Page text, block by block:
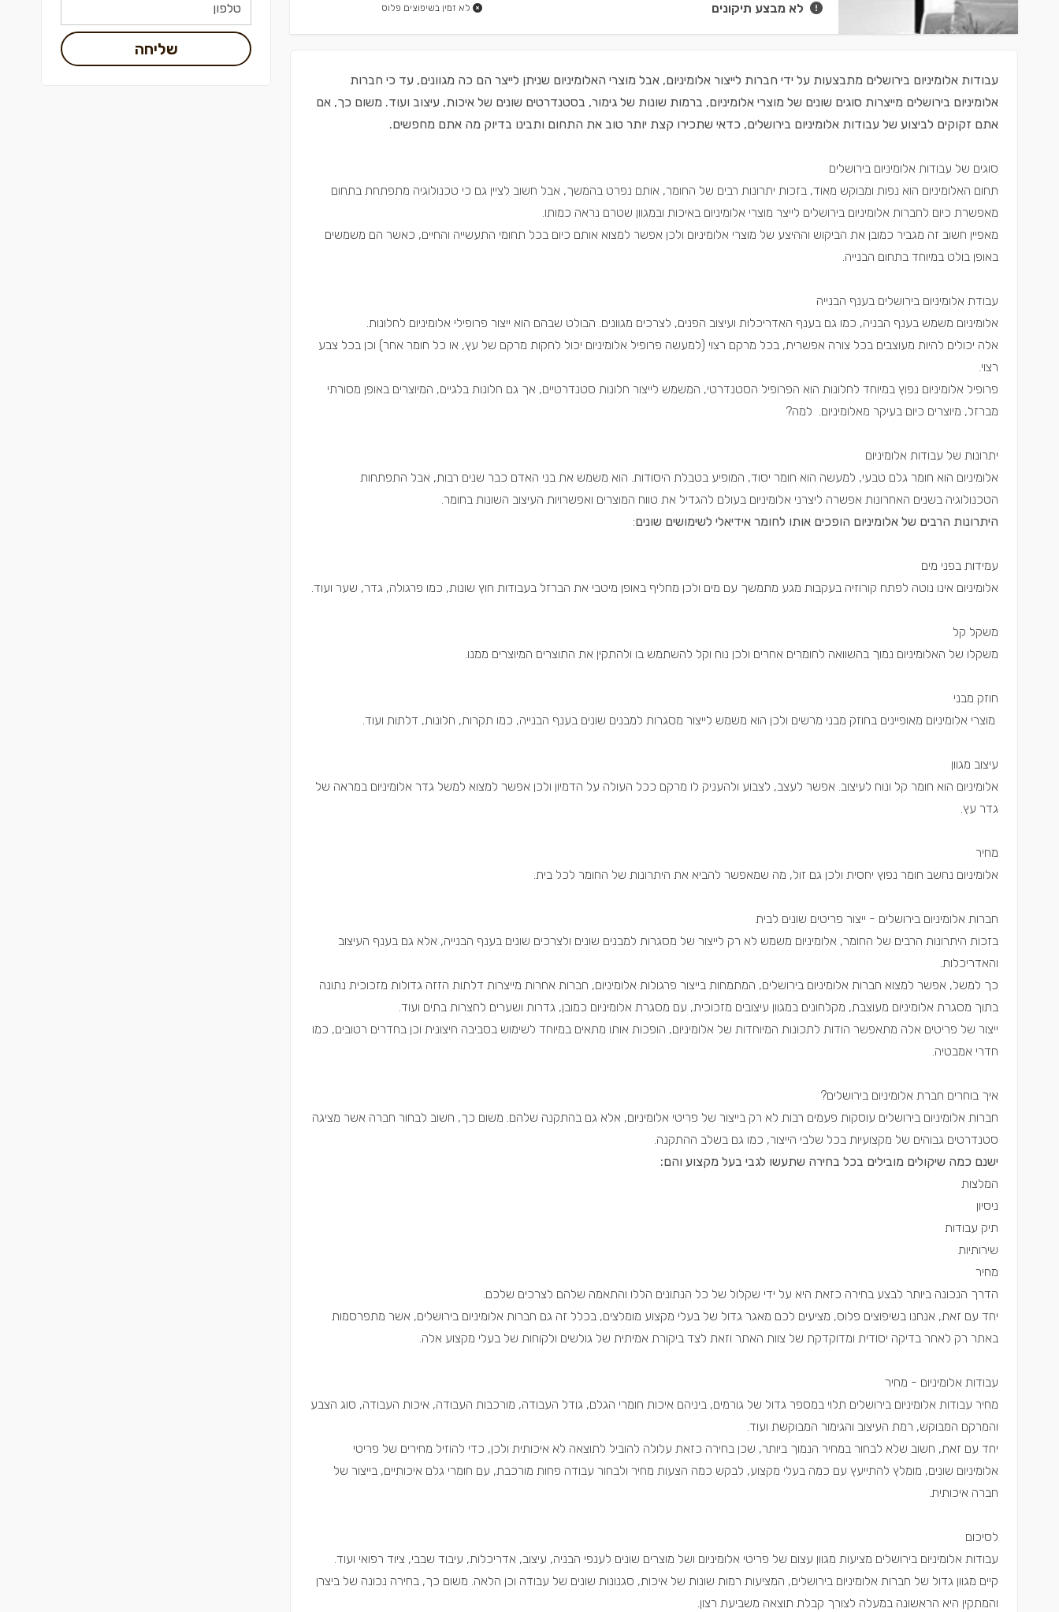
לא מבצע תיקונים
לא זמין בשיפוצים פלוס
עבודות אלומיניום בירושלים מתבצעות על ידי חברות לייצור אלומיניום, אבל מוצרי האלומיניום שניתן לייצר הם כה מגוונים, עד כי חברות
אלומיניום בירושלים מייצרות סוגים שונים של מוצרי אלומיניום, ברמות שונות של גימור, בסטנדרטים שונים של איכות, עיצוב ועוד. משום כך, אם
אתם זקוקים לביצוע של עבודות אלומיניום בירושלים, כדאי שתכירו קצת יותר טוב את התחום ותבינו בדיוק מה אתם מחפשים.
סוגים של עבודות אלומיניום בירושלים
תחום האלומיניום הוא נפות ומבוקש מאוד, בזכות יתרונות רבים של החומר, אותם נפרט בהמשך, אבל חשוב לציין גם כי טכנולוגיה מתפתחת בתחום
מאפשרת כיום לחברות אלומיניום בירושלים לייצר מוצרי אלומיניום באיכות ובמגוון שטרם נראה כמותו.
מאפיין חשוב זה מגביר כמובן את הביקוש וההיצע של מוצרי אלומיניום ולכן אפשר למצוא אותם כיום בכל תחומי התעשייה והחיים, כאשר הם משמשים
באופן בולט במיוחד בתחום הבנייה.
עבודת אלומיניום בירושלים בענף הבנייה
אלומיניום משמש בענף הבניה, כמו גם בענף האדריכלות ועיצוב הפנים, לצרכים מגוונים. הבולט שבהם הוא ייצור פרופילי אלומיניום לחלונות.
אלה יכולים להיות מעוצבים בכל צורה אפשרית, בכל מרקם רצוי (למעשה פרופיל אלומיניום יכול לחקות מרקם של עץ, או כל חומר אחר) וכן בכל צבע
רצוי.
פרופיל אלומיניום נפוץ במיוחד לחלונות הוא הפרופיל הסטנדרטי, המשמש לייצור חלונות סטנדרטיים, אך גם חלונות בלגיים, המיוצרים באופן מסורתי
מברזל, מיוצרים כיום בעיקר מאלומיניום. למה?
יתרונות של עבודות אלומיניום
אלומיניום הוא חומר גלם טבעי, למעשה הוא חומר יסוד, המופיע בטבלת היסודות. הוא משמש את בני האדם כבר שנים רבות, אבל התפתחות
הטכנולוגיה בשנים האחרונות אפשרה ליצרני אלומיניום בעולם להגדיל את טווח המוצרים ואפשרויות העיצוב השונות בחומר.
היתרונות הרבים של אלומיניום הופכים אותו לחומר אידיאלי לשימושים שונים:
עמידות בפני מים
אלומיניום אינו נוטה לפתח קורוזיה בעקבות מגע מתמשך עם מים ולכן מחליף באופן מיטבי את הברזל בעבודות חוץ שונות, כמו פרגולה, גדר, שער ועוד.
משקל קל
משקלו של האלומיניום נמוך בהשוואה לחומרים אחרים ולכן נוח וקל להשתמש בו ולהתקין את התוצרים המיוצרים ממנו.
חוזק מבני
מוצרי אלומיניום מאופיינים בחוזק מבני מרשים ולכן הוא משמש לייצור מסגרות למבנים שונים בענף הבנייה, כמו תקרות, חלונות, דלתות ועוד.
עיצוב מגוון
אלומיניום הוא חומר קל ונוח לעיצוב. אפשר לעצב, לצבוע ולהעניק לו מרקם ככל העולה על הדמיון ולכן אפשר למצוא למשל גדר אלומיניום במראה של
גדר עץ.
מחיר
אלומיניום נחשב חומר נפוץ יחסית ולכן גם זול, מה שמאפשר להביא את היתרונות של החומר לכל בית.
חברות אלומיניום בירושלים - ייצור פריטים שונים לבית
בזכות היתרונות הרבים של החומר, אלומיניום משמש לא רק לייצור של מסגרות למבנים שונים ולצרכים שונים בענף הבנייה, אלא גם בענף העיצוב
והאדריכלות.
כך למשל, אפשר למצוא חברות אלומיניום בירושלים, המתמחות בייצור פרגולות אלומיניום, חברות אחרות מייצרות דלתות הזזה גדולות מזכוכית נתונה
בתוך מסגרת אלומיניום מעוצבת, מקלחונים במגוון עיצובים מזכוכית, עם מסגרת אלומיניום כמובן, גדרות ושערים לחצרות בתים ועוד.
ייצור של פריטים אלה מתאפשר הודות לתכונות המיוחדות של אלומיניום, הופכות אותו מתאים במיוחד לשימוש בסביבה חיצונית וכן בחדרים רטובים, כמו
חדרי אמבטיה.
איך בוחרים חברת אלומיניום בירושלים?
חברות אלומיניום בירושלים עוסקות פעמים רבות לא רק בייצור של פריטי אלומיניום, אלא גם בהתקנה שלהם. משום כך, חשוב לבחור חברה אשר מציגה
סטנדרטים גבוהים של מקצועיות בכל שלבי הייצור, כמו גם בשלב ההתקנה.
ישנם כמה שיקולים מובילים בכל בחירה שתעשו לגבי בעל מקצוע והם:
המלצות
ניסיון
תיק עבודות
שירותיות
מחיר
הדרך הנכונה ביותר לבצע בחירה כזאת היא על ידי שקלול של כל הנתונים הללו והתאמה שלהם לצרכים שלכם.
יחד עם זאת, אנחנו בשיפוצים פלוס, מציעים לכם מאגר גדול של בעלי מקצוע מומלצים, בכלל זה גם חברות אלומיניום בירושלים, אשר מתפרסמות
באתר רק לאחר בדיקה יסודית ומדוקדקת של צוות האתר וזאת לצד ביקורת אמיתית של גולשים ולקוחות של בעלי מקצוע אלה.
עבודות אלומיניום - מחיר
מחיר עבודות אלומיניום בירושלים תלוי במספר גדול של גורמים, ביניהם איכות חומרי הגלם, גודל העבודה, מורכבות העבודה, איכות העבודה, סוג הצבע
והמרקם המבוקש, רמת העיצוב והגימור המבוקשת ועוד.
יחד עם זאת, חשוב שלא לבחור במחיר הנמוך ביותר, שכן בחירה כזאת עלולה להוביל לתוצאה לא איכותית ולכן, כדי להוזיל מחירים של פריטי
אלומיניום שונים, מומלץ להתייעץ עם כמה בעלי מקצוע, לבקש כמה הצעות מחיר ולבחור עבודה פחות מורכבת, עם חומרי גלם איכותיים, בייצור של
חברה איכותית.
לסיכום
עבודות אלומיניום בירושלים מציעות מגוון עצום של פריטי אלומיניום ושל מוצרים שונים לענפי הבניה, עיצוב, אדריכלות, עיבוד שבבי, ציוד רפואי ועוד.
קיים מגוון גדול של חברות אלומיניום בירושלים, המציעות רמות שונות של איכות, סגנונות שונים של עבודה וכן הלאה. משום כך, בחירה נכונה של ביצרן
והמתקין היא הראשונה במעלה לצורך קבלת תוצאה משביעת רצון.
שליחה